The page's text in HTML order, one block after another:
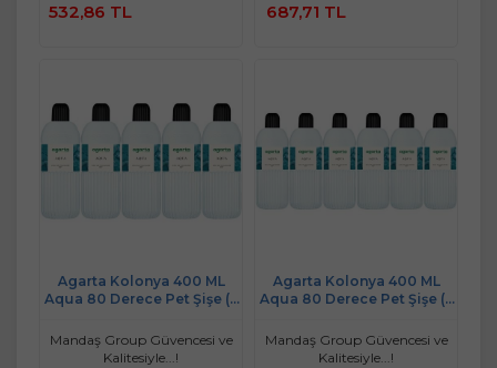
532,86 TL 687,71 TL
Agarta Kolonya 400 ML
Aqua 80 Derece Pet Şişe (5
Mandaş Group Güvencesi ve
Kalitesiyle...!
Agarta Kolonya 400 ML
Aqua 80 Derece Pet Şişe (6
Mandaş Group Güvencesi ve
Kalitesiyle...!